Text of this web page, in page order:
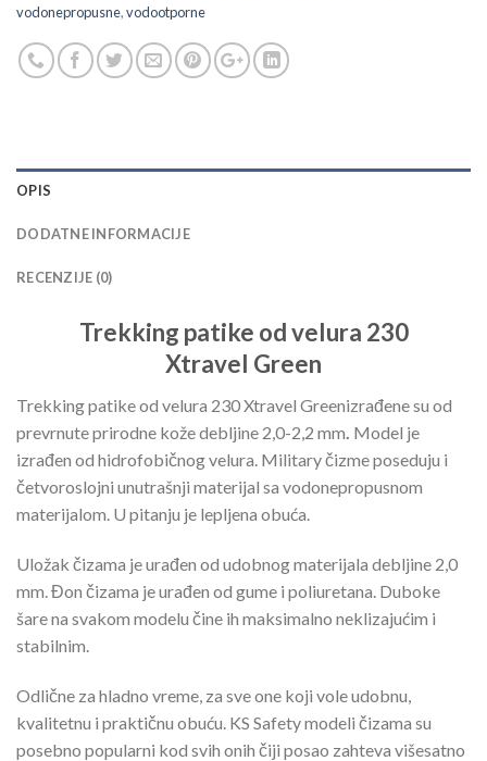
vodonepropusne,vodootporne
OPIS
DODATNE INFORMACIJE
RECENZIJE (0)
Trekking patike od velura 230
Xtravel Green
Trekking patike od velura 230 Xtravel Greenizrađene su od
prevrnute prirodne kože debljine 2,0-2,2 mm. Model je
izrađen od hidrofobičnog velura. Military čizme poseduju i
četvoroslojni unutrašnji materijal sa vodonepropusnom
materijalom. U pitanju je lepljena obuća.
Uložak čizama je urađen od udobnog materijala debljine 2,0
mm. Đon čizama je urađen od gume i poliuretana. Duboke
šare na svakom modelu čine ih maksimalno neklizajućim i
stabilnim.
Odlične za hladno vreme, za sve one koji vole udobnu,
kvalitetnu i praktičnu obuću. KS Safety modeli čizama su
posebno popularni kod svih onih čiji posao zahteva višesatno